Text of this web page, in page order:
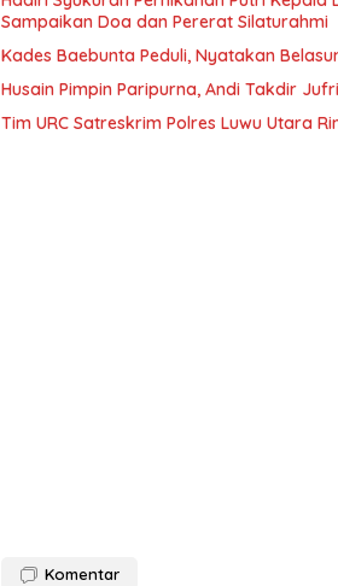
Sampaikan Doa dan Pererat Silaturahmi
Kades Baebunta Peduli, Nyatakan
Husain Pimpin Paripurna, Andi Takdir
Tim URC Satreskrim Polres Luwu Utara
Komentar